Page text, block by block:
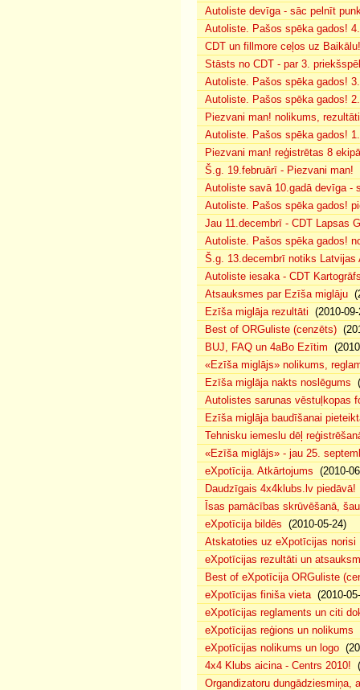
Autoliste devīga - sāc pelnīt
Autoliste. Pašos spēka gados!
CDT un fillmore ceļos uz Baikālu!
Stāsts no CDT - par 3.
Autoliste. Pašos spēka gados!
Autoliste. Pašos spēka gados!
Piezvani man! nolikums,
Autoliste. Pašos spēka gados!
Piezvani man! reģistrētas 8
Š.g. 19.februārī - Piezvani man!
Autoliste savā 10.gadā devīga -
Autoliste. Pašos spēka gados!
Jau 11.decembrī - CDT Lapsas
Autoliste. Pašos spēka gados!
Š.g. 13.decembrī notiks Latvijas
Autoliste iesaka - CDT
Atsauksmes par Ezīša miglāju
Ezīša miglāja rezultāti (2010-
Best of ORGuliste (cenzēts)
BUJ, FAQ un 4aBo Ezītim
«Ezīša miglājs» nolikums,
Ezīša miglāja nakts noslēgums
Autolistes sarunas vēstuļkopas
Ezīša miglāja baudīšanai
Tehnisku iemeslu dēļ
«Ezīša miglājs» - jau 25.
eXpotīcija. Atkārtojums (2010-
Daudzīgais 4x4klubs.lv piedāvā!
Īsas pamācības skrūvēšanā,
eXpotīcija bildēs (2010-05-24)
Atskatoties uz eXpotīcijas norisi
eXpotīcijas rezultāti un
Best of eXpotīcija ORGuliste
eXpotīcijas finiša vieta(2010-
eXpotīcijas reglaments un citi
eXpotīcijas reģions un nolikums
eXpotīcijas nolikums un logo
4x4 Klubs aicina - Centrs 2010!
Organdizatoru dungādziesmiņa,